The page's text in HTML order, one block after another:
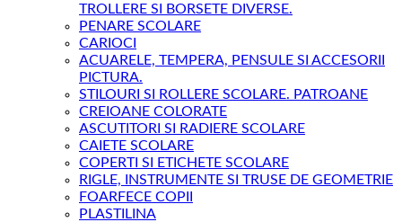
TROLLERE SI BORSETE DIVERSE.
PENARE SCOLARE
CARIOCI
ACUARELE, TEMPERA, PENSULE SI ACCESORII
PICTURA.
STILOURI SI ROLLERE SCOLARE. PATROANE
CREIOANE COLORATE
ASCUTITORI SI RADIERE SCOLARE
CAIETE SCOLARE
COPERTI SI ETICHETE SCOLARE
RIGLE, INSTRUMENTE SI TRUSE DE GEOMETRIE
FOARFECE COPII
PLASTILINA